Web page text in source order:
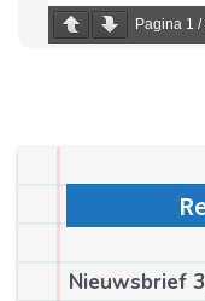
Pagina 1 /
Nieuwsbrief